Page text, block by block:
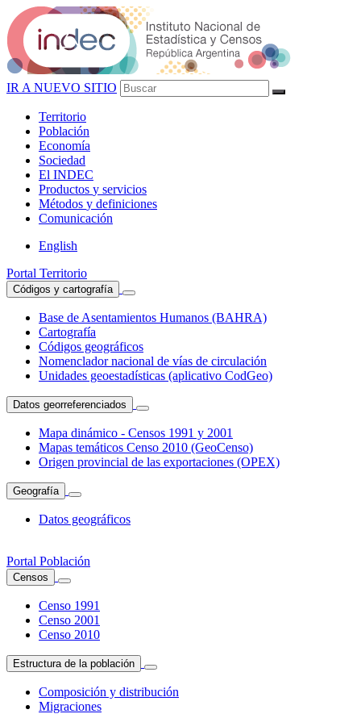
IR A NUEVO SITIO
Territorio
Población
Economía
Sociedad
El INDEC
Productos y servicios
Métodos y definiciones
Comunicación
English
Portal Territorio
Códigos y cartografía
Base de Asentamientos Humanos (BAHRA)
Cartografía
Códigos geográficos
Nomenclador nacional de vías de circulación
Unidades geoestadísticas (aplicativo CodGeo)
Datos georreferenciados
Mapa dinámico - Censos 1991 y 2001
Mapas temáticos Censo 2010 (GeoCenso)
Origen provincial de las exportaciones (OPEX)
Geografía
Datos geográficos
Portal Población
Censos
Censo 1991
Censo 2001
Censo 2010
Estructura de la población
Composición y distribución
Migraciones